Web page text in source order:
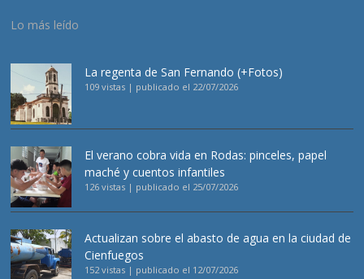
Lo más leído
La regenta de San Fernando (+Fotos)
109 vistas | publicado el 22/07/2026
El verano cobra vida en Rodas: pinceles, papel
maché y cuentos infantiles
126 vistas | publicado el 25/07/2026
Actualizan sobre el abasto de agua en la ciudad de
Cienfuegos
152 vistas | publicado el 12/07/2026